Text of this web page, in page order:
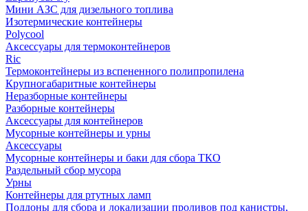
Мини АЗС для дизельного топлива
Изотермические контейнеры
Polycool
Аксессуары для термоконтейнеров
Ric
Термоконтейнеры из вспененного полипропилена
Крупногабаритные контейнеры
Неразборные контейнеры
Разборные контейнеры
Аксессуары для контейнеров
Мусорные контейнеры и урны
Аксессуары
Мусорные контейнеры и баки для сбора ТКО
Раздельный сбор мусора
Урны
Контейнеры для ртутных ламп
Поддоны для сбора и локализации проливов под канистры,